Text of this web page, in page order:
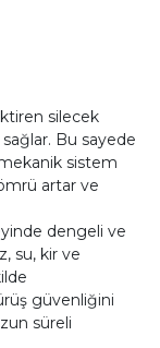
silecek
Bu sayede
sistem
artar ve
dengeli ve
su, kir ve
güvenliğini
süreli